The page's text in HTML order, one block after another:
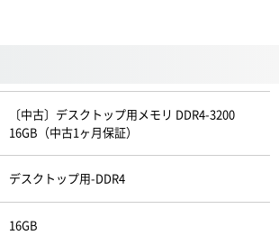
〔中古〕デスクトップ用メモリ DDR4-3200
16GB（中古1ヶ月保証）
デスクトップ用-DDR4
16GB